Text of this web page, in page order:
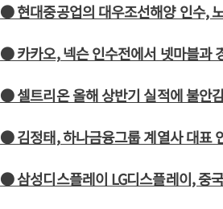
● 현대중공업의 대우조선해양 인수,
● 카카오, 넥슨 인수전에서 넷마블과
● 셀트리온 올해 상반기 실적에 불안
● 김정태, 하나금융그룹 계열사 대표
● 삼성디스플레이 LG디스플레이, 중